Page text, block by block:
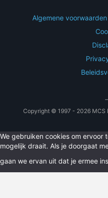
Algemene
Copyright © 1997 - 2026 MCS
We gebruiken cookies om ervoor
mogelijk draait. Als je doorgaat
gaan we ervan uit dat je ermee